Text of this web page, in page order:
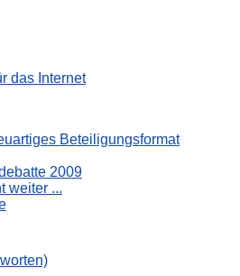
das Internet
Beteiligungsformat
2009
weiter ...